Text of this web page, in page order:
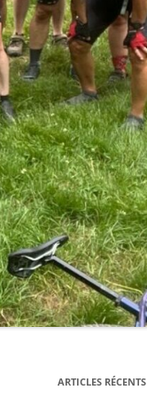
ARTICLES RÉCENTS